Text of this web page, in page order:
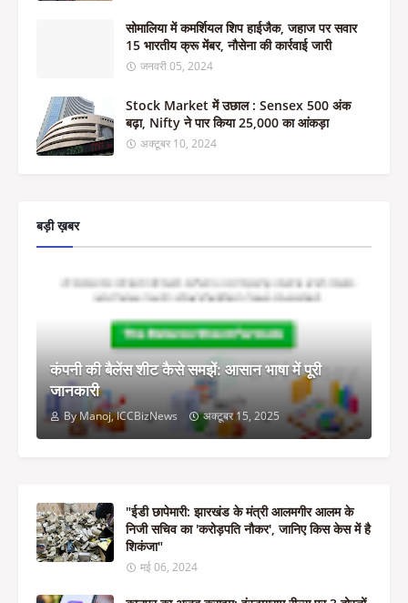
सोमालिया में कमर्शियल शिप हाईजैक, जहाज पर सवार
15 भारतीय क्रू मेंबर, नौसेना की कार्रवाई जारी
जनवरी 05, 2024
Stock Market में उछाल : Sensex 500 अंक
बढ़ा, Nifty ने पार किया 25,000 का आंकड़ा
अक्टूबर 10, 2024
बड़ी ख़बर
कंपनी की बैलेंस शीट कैसे समझें: आसान भाषा में पूरी
जानकारी
By Manoj, ICCBizNews अक्टूबर 15, 2025
"ईडी छापेमारी: झारखंड के मंत्री आलमगीर आलम के
निजी सचिव का 'करोड़पति नौकर', जानिए किस केस में है
शिकंजा"
मई 06, 2024